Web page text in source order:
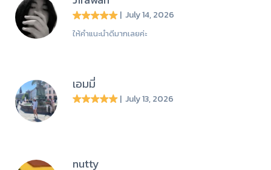
| July 14, 2026
ให้คำแนะนำดีมากเลยค่ะ
เอมมี่
| July 13, 2026
nutty